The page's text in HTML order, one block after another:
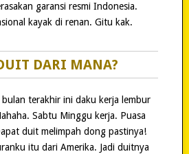
garansi resmi Indonesia.
kayak di renan. Gitu kak.
DARI MANA?
terakhir ini daku kerja lembur
Sabtu Minggu kerja. Puasa
duit melimpah dong pastinya!
itu dari Amerika. Jadi duitnya